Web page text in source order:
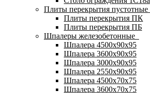
Плиты перекрытия пустотные
Плиты перекрытия ПК
Плиты перекрытия ПБ
Шпалеры железобетонные
Шпалера 4500х90х95
Шпалера 3600х90х95
Шпалера 3000х90х95
Шпалера 2550х90х95
Шпалера 4500х70х75
Шпалера 3600х70х75